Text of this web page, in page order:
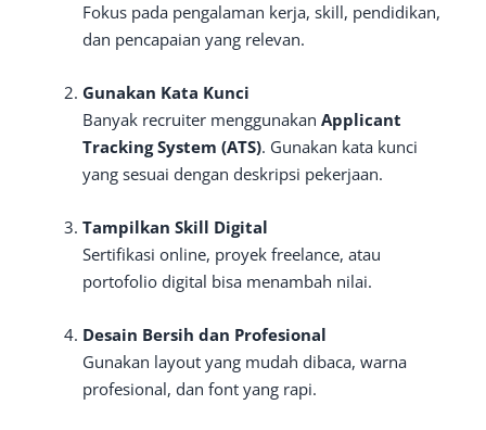
Fokus pada pengalaman kerja, skill, pendidikan,
dan pencapaian yang relevan.
Gunakan Kata Kunci
Banyak recruiter menggunakan Applicant
Tracking System (ATS). Gunakan kata kunci
yang sesuai dengan deskripsi pekerjaan.
Tampilkan Skill Digital
Sertifikasi online, proyek freelance, atau
portofolio digital bisa menambah nilai.
Desain Bersih dan Profesional
Gunakan layout yang mudah dibaca, warna
profesional, dan font yang rapi.